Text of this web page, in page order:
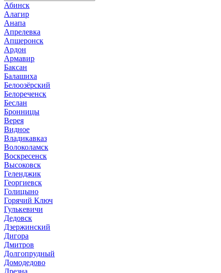
Абинск
Алагир
Анапа
Апрелевка
Апшеронск
Ардон
Армавир
Баксан
Балашиха
Белоозёрский
Белореченск
Беслан
Бронницы
Верея
Видное
Владикавказ
Волоколамск
Воскресенск
Высоковск
Геленджик
Георгиевск
Голицыно
Горячий Ключ
Гулькевичи
Дедовск
Дзержинский
Дигора
Дмитров
Долгопрудный
Домодедово
Дрезна